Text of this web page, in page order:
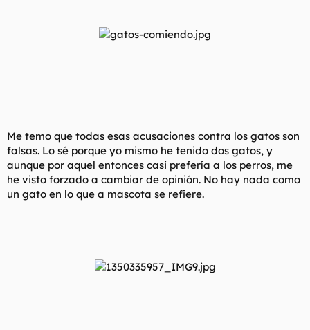
Me temo que todas esas acusaciones contra los gatos son
falsas. Lo sé porque yo mismo he tenido dos gatos, y
aunque por aquel entonces casi prefería a los perros, me
he visto forzado a cambiar de opinión. No hay nada como
un gato en lo que a mascota se refiere.